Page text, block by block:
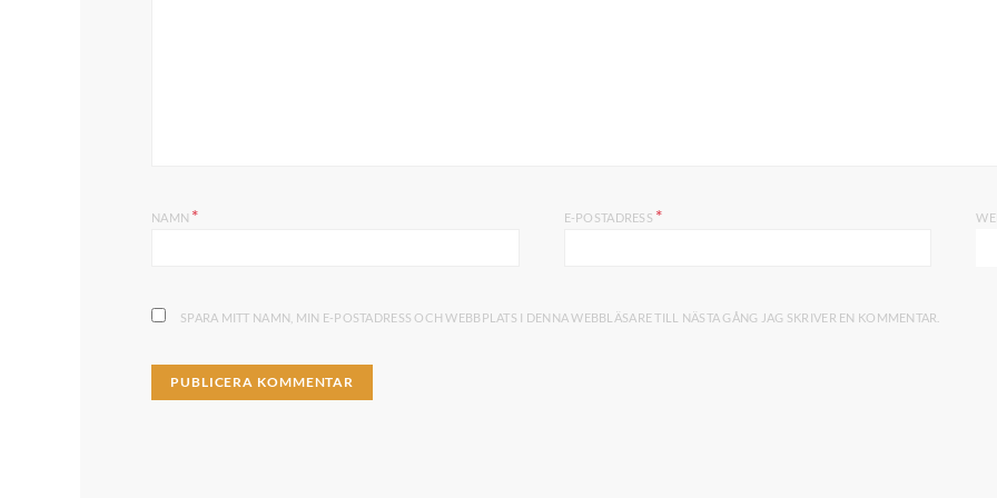
NAMN * E-POSTADRESS *
SPARA MITT NAMN, MIN E-POSTADRESS OCH WEBBPLATS I DENNA WEBBLÄSARE TILL NÄSTA GÅNG JAG SKRIVER EN KOMMENTAR.